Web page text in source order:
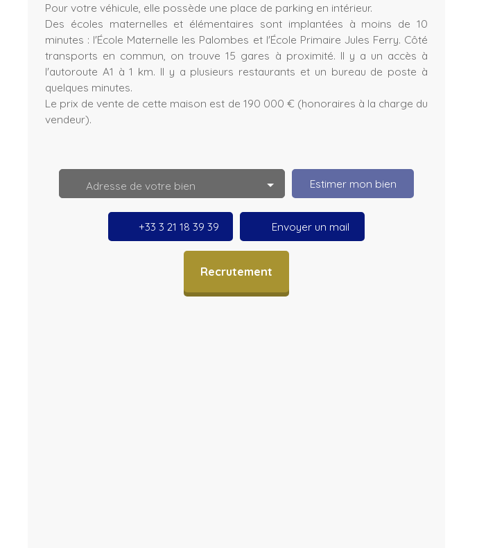
Pour votre véhicule, elle possède une place de parking en intérieur.
Des écoles maternelles et élémentaires sont implantées à moins de 10
minutes : l'École Maternelle les Palombes et l'École Primaire Jules Ferry. Côté
transports en commun, on trouve 15 gares à proximité. Il y a un accès à
l'autoroute A1 à 1 km. Il y a plusieurs restaurants et un bureau de poste à
quelques minutes.
Le prix de vente de cette maison est de 190 000 € (honoraires à la charge du
vendeur).
Adresse de votre bien Estimer mon bien
+33 3 21 18 39 39 Envoyer un mail
Recrutement